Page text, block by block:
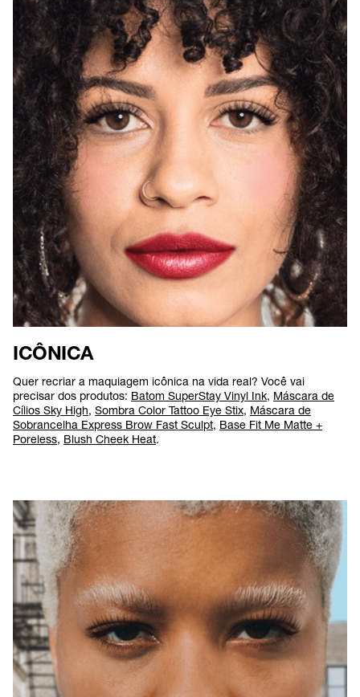
ICÔNICA
Quer recriar a maquiagem icônica na vida real? Você vai
precisar dos produtos: Batom SuperStay Vinyl Ink, Máscara de
Cílios Sky High, Sombra Color Tattoo Eye Stix, Máscara de
Sobrancelha Express Brow Fast Sculpt, Base Fit Me Matte +
Poreless, Blush Cheek Heat.